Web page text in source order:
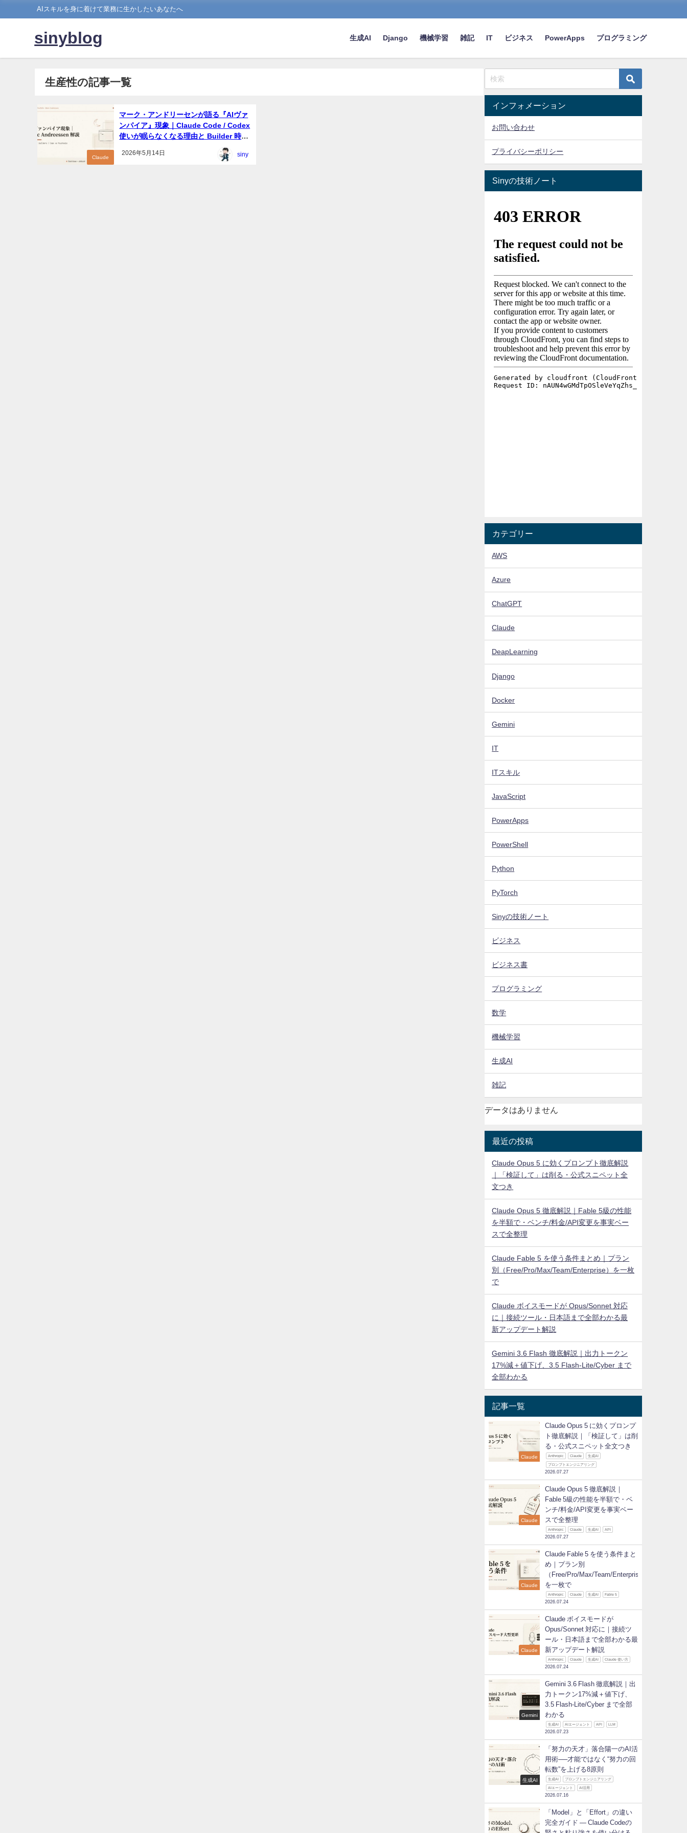
AIスキルを身に着けて業務に生かしたいあなたへ
sinyblog 生成AI Django 機械学習 雑記 IT ビジネス PowerApps プログラミング
生産性の記事一覧
Claude
マーク・アンドリーセンが語る『AIヴァ
ンパイア』現象｜Claude Code / Codex
使いが眠らなくなる理由と Builder 時代
2026年5月14日 siny
インフォメーション
お問い合わせ
プライバシーポリシー
Sinyの技術ノート
カテゴリー
AWS
Azure
ChatGPT
Claude
DeapLearning
Django
Docker
Gemini
IT
ITスキル
JavaScript
PowerApps
PowerShell
Python
PyTorch
Sinyの技術ノート
ビジネス
ビジネス書
プログラミング
数学
機械学習
生成AI
雑記
データはありません
最近の投稿
Claude Opus 5 に効くプロンプト徹底解説
｜「検証して」は削る・公式スニペット全
文つき
Claude Opus 5 徹底解説｜Fable 5級の性能
を半額で・ベンチ/料金/API変更を事実ベー
スで全整理
Claude Fable 5 を使う条件まとめ｜プラン
別（Free/Pro/Max/Team/Enterprise）を一枚
で
Claude ボイスモードが Opus/Sonnet 対応
に｜接続ツール・日本語まで全部わかる最
新アップデート解説
Gemini 3.6 Flash 徹底解説｜出力トークン
17%減＋値下げ、3.5 Flash-Lite/Cyber まで
全部わかる
記事一覧
Claude
Claude Opus 5 に効くプロンプ
ト徹底解説｜「検証して」は削
る・公式スニペット全文つき
Anthropic Claude 生成AI
プロンプトエンジニアリング
2026.07.27
Claude
Claude Opus 5 徹底解説｜
Fable 5級の性能を半額で・ベ
ンチ/料金/API変更を事実ベー
スで全整理
Anthropic Claude 生成AI API
2026.07.27
Claude
Claude Fable 5 を使う条件まと
め｜プラン別
（Free/Pro/Max/Team/Enterprise）
を一枚で
Anthropic Claude 生成AI Fable 5
2026.07.24
Claude
Claude ボイスモードが
Opus/Sonnet 対応に｜接続ツ
ール・日本語まで全部わかる最
新アップデート解説
Anthropic Claude 生成AI Claude 使い方
2026.07.24
Gemini
Gemini 3.6 Flash 徹底解説｜出
力トークン17%減＋値下げ、
3.5 Flash-Lite/Cyber まで全部
わかる
生成AI AIエージェント API LLM
2026.07.23
生成AI
「努力の天才」落合陽一のAI活
用術──才能ではなく“努力の回
転数”を上げる8原則
生成AI プロンプトエンジニアリング
AIエージェント AI活用
2026.07.16
「Model」と「Effort」の違い
完全ガイド ― Claude Codeの